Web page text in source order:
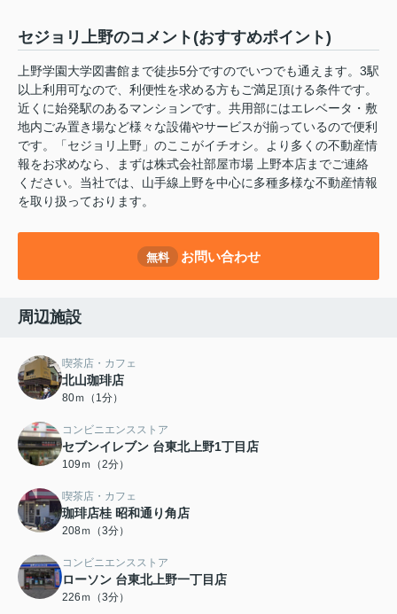
セジョリ上野のコメント(おすすめポイント)
上野学園大学図書館まで徒歩5分ですのでいつでも通えます。3駅
以上利用可なので、利便性を求める方もご満足頂ける条件です。
近くに始発駅のあるマンションです。共用部にはエレベータ・敷
地内ごみ置き場など様々な設備やサービスが揃っているので便利
です。「セジョリ上野」のここがイチオシ。より多くの不動産情
報をお求めなら、まずは株式会社部屋市場 上野本店までご連絡
ください。当社では、山手線上野を中心に多種多様な不動産情報
を取り扱っております。
無料 お問い合わせ
周辺施設
喫茶店・カフェ
北山珈琲店
80ｍ（1分）
コンビニエンスストア
セブンイレブン 台東北上野1丁目店
109ｍ（2分）
喫茶店・カフェ
珈琲店桂 昭和通り角店
208ｍ（3分）
コンビニエンスストア
ローソン 台東北上野一丁目店
226ｍ（3分）